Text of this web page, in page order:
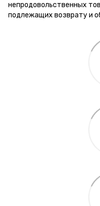
непродовольственных
подлежащих возврату и